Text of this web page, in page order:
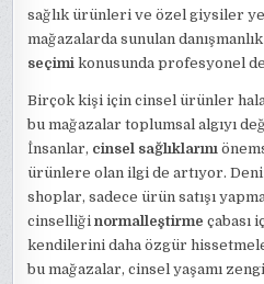
sağlık ürünleri ve özel giysiler
mağazalarda sunulan
seçimi konusunda profesyonel
Birçok kişi için cinsel ürünler
bu mağazalar toplumsal algıyı
İnsanlar, cinsel sağlıklarını
ürünlere olan ilgi de artıyor.
shoplar, sadece ürün satışı
cinselliğinormalleştirme çabası
kendilerini daha özgür
bu mağazalar, cinsel yaşamı